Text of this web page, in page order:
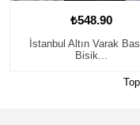
₺548.90
İstanbul Altın Varak
Bisik...